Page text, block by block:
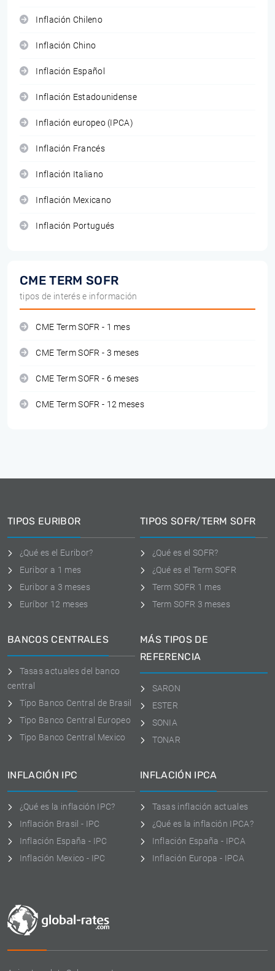
Inflación Chileno
Inflación Chino
Inflación Español
Inflación Estadounidense
Inflación europeo (IPCA)
Inflación Francés
Inflación Italiano
Inflación Mexicano
Inflación Portugués
CME TERM SOFR
tipos de interés e información
CME Term SOFR - 1 mes
CME Term SOFR - 3 meses
CME Term SOFR - 6 meses
CME Term SOFR - 12 meses
TIPOS EURIBOR
¿Qué es el Euribor?
Euribor a 1 mes
Euribor a 3 meses
Euríbor 12 meses
TIPOS SOFR/TERM SOFR
¿Qué es el SOFR?
¿Qué es el Term SOFR
Term SOFR 1 mes
Term SOFR 3 meses
BANCOS CENTRALES
Tasas actuales del banco
central
Tipo Banco Central de Brasil
Tipo Banco Central Europeo
Tipo Banco Central Mexico
MÁS TIPOS DE
REFERENCIA
SARON
ESTER
SONIA
TONAR
INFLACIÓN IPC
¿Qué es la inflación IPC?
Inflación Brasil - IPC
Inflación España - IPC
Inflación Mexico - IPC
INFLACIÓN IPCA
Tasas inflación actuales
¿Qué es la inflación IPCA?
Inflación España - IPCA
Inflación Europa - IPCA